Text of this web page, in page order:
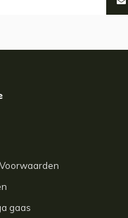
gaas